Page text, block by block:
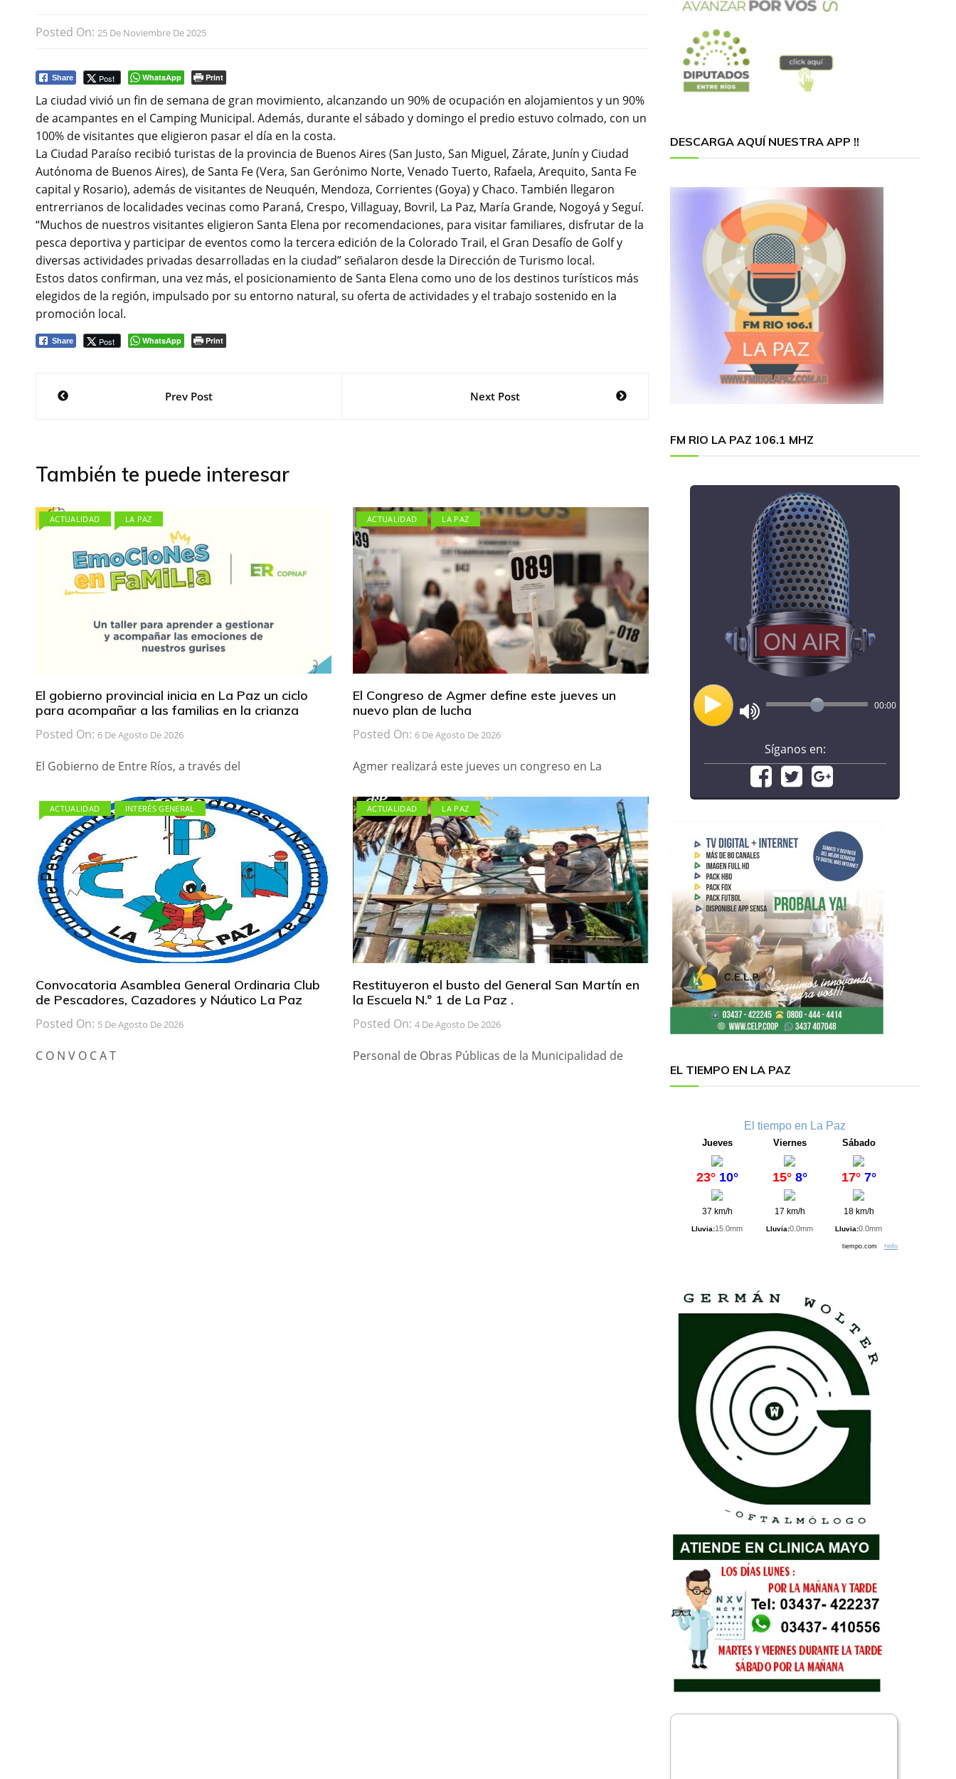
Posted On: 25 De Noviembre De 2025
Share Post WhatsApp Print
La ciudad vivió un fin de semana de gran movimiento, alcanzando un 90% de ocupación en alojamientos y un 90%
de acampantes en el Camping Municipal. Además, durante el sábado y domingo el predio estuvo colmado, con un
100% de visitantes que eligieron pasar el día en la costa.
La Ciudad Paraíso recibió turistas de la provincia de Buenos Aires (San Justo, San Miguel, Zárate, Junín y Ciudad
Autónoma de Buenos Aires), de Santa Fe (Vera, San Gerónimo Norte, Venado Tuerto, Rafaela, Arequito, Santa Fe
capital y Rosario), además de visitantes de Neuquén, Mendoza, Corrientes (Goya) y Chaco. También llegaron
entrerrianos de localidades vecinas como Paraná, Crespo, Villaguay, Bovril, La Paz, María Grande, Nogoyá y Seguí.
“Muchos de nuestros visitantes eligieron Santa Elena por recomendaciones, para visitar familiares, disfrutar de la
pesca deportiva y participar de eventos como la tercera edición de la Colorado Trail, el Gran Desafío de Golf y
diversas actividades privadas desarrolladas en la ciudad” señalaron desde la Dirección de Turismo local.
Estos datos confirman, una vez más, el posicionamiento de Santa Elena como uno de los destinos turísticos más
elegidos de la región, impulsado por su entorno natural, su oferta de actividades y el trabajo sostenido en la
promoción local.
Share Post WhatsApp Print
NavegaciónPrev Post Next Post
También te puede interesar
ACTUALIDAD LA PAZ
El gobierno provincial inicia en La Paz un ciclo
para acompañar a las familias en la crianza
Posted On: 6 De Agosto De 2026
El Gobierno de Entre Ríos, a través del
ACTUALIDAD LA PAZ
El Congreso de Agmer define este jueves un
nuevo plan de lucha
Posted On: 6 De Agosto De 2026
Agmer realizará este jueves un congreso en La
ACTUALIDAD INTERÉS GENERAL
Convocatoria Asamblea General Ordinaria Club
de Pescadores, Cazadores y Náutico La Paz
Posted On: 5 De Agosto De 2026
C O N V O C A T
ACTUALIDAD LA PAZ
Restituyeron el busto del General San Martín en
la Escuela N.º 1 de La Paz .
Posted On: 4 De Agosto De 2026
Personal de Obras Públicas de la Municipalidad de
DESCARGA AQUÍ NUESTRA APP !!
FM RIO LA PAZ 106.1 MHZ
00:00
Síganos en:
EL TIEMPO EN LA PAZ
El tiempo en La Paz
Jueves
23° 10°
37 km/h
Lluvia:15.0mm
Viernes
15° 8°
17 km/h
Lluvia:0.0mm
Sábado
17° 7°
18 km/h
Lluvia:0.0mm
tiempo.com+info